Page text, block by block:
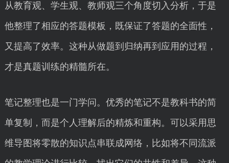
从教育观、学生观、教师观三个角度切入分析，于是
他整理了相应的答题模板，既保证了答题的全面性，
又提高了效率。这种从做题到归纳再到应用的过程，
才是真题训练的精髓所在。
笔记整理也是一门学问。优秀的笔记不是教科书的简
单复制，而是个人理解后的精炼和重构。可以采用思
维导图将零散的知识点串联成网络，比如将不同流派